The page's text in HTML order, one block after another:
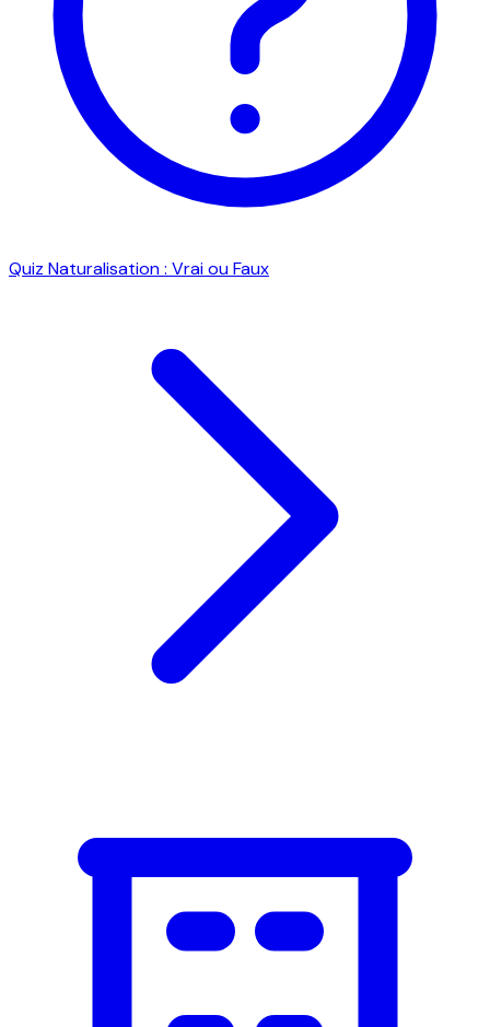
Quiz Naturalisation : Vrai ou Faux